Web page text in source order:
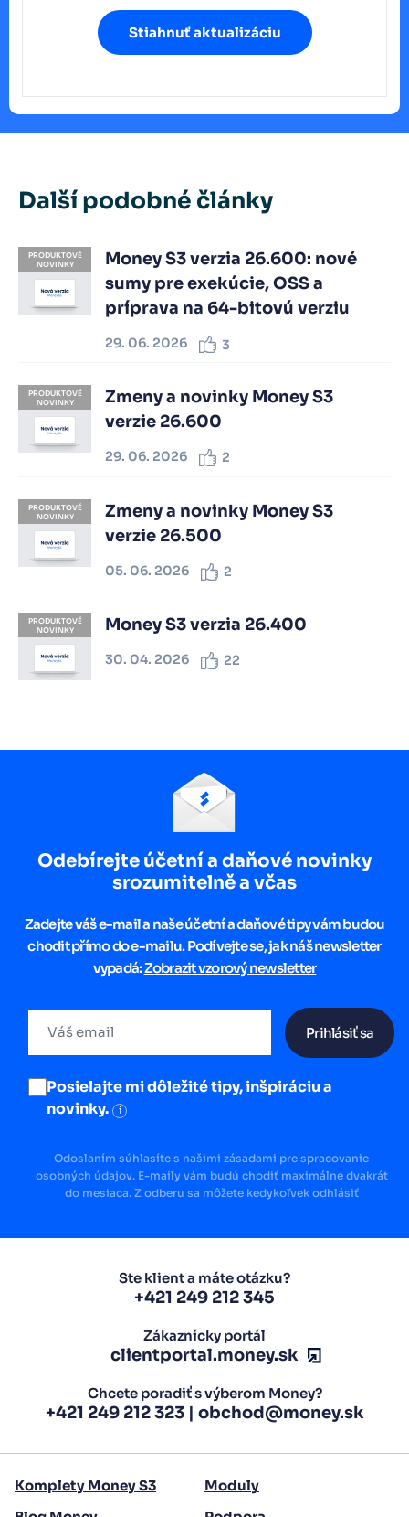
Stiahnuť aktualizáciu
Další podobné články
PRODUKTOVÉ
NOVINKY
Money S3 verzia 26.600: nové
sumy pre exekúcie, OSS a
príprava na 64-bitovú verziu
29. 06. 2026 3
PRODUKTOVÉ
NOVINKY
Zmeny a novinky Money S3
verzie 26.600
29. 06. 2026 2
PRODUKTOVÉ
NOVINKY
Zmeny a novinky Money S3
verzie 26.500
05. 06. 2026 2
PRODUKTOVÉ
NOVINKY
Money S3 verzia 26.400
30. 04. 2026 22
Odebírejte účetní a daňové novinky
srozumitelně a včas
Zadejte váš e-mail a naše účetní a daňové tipy vám budou
chodit přímo do e-mailu. Podívejte se, jak náš newsletter
vypadá:Zobrazit vzorový newsletter
Prihlásiť sa
Posielajte mi dôležité tipy, inšpiráciu a
novinky.
i
Odoslaním súhlasíte s našimi zásadami pre spracovanie
osobných údajov. E-maily vám budú chodiť maximálne dvakrát
do mesiaca. Z odberu sa môžete kedykoľvek odhlásiť
Ste klient a máte otázku?
+421 249 212 345
Zákaznícky portál
clientportal.money.sk
Chcete poradiť s výberom Money?
+421 249 212 323| obchod@money.sk
Komplety Money S3
Moduly